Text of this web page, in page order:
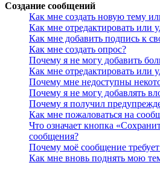
Создание сообщений
Как мне создать новую тему
Как мне отредактировать или
Как мне добавить подпись к
Как мне создать опрос?
Почему я не могу добавить
Как мне отредактировать или
Почему мне недоступны
Почему я не могу добавлять
Почему я получил
Как мне пожаловаться на
Что означает кнопка
сообщения?
Почему моё сообщение
Как мне вновь поднять мою